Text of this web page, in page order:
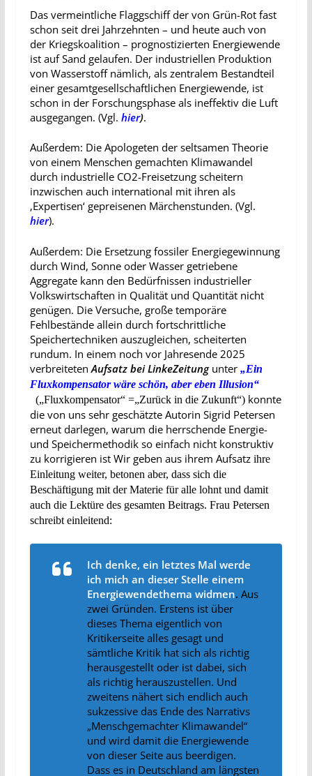
Das vermeintliche Flaggschiff der von Grün-Rot fast
schon seit drei Jahrzehnten – und heute auch von
der Kriegskoalition – prognostizierten Energiewende
ist auf Sand gelaufen. Der industriellen Produktion
von Wasserstoff nämlich, als zentralem Bestandteil
einer gesamtgesellschaftlichen Energiewende, ist
schon in der Forschungsphase als ineffektiv die Luft
ausgegangen. (Vgl. hier).
Außerdem: Die Apologeten der seltsamen Theorie
von einem Menschen gemachten Klimawandel
durch industrielle CO2-Freisetzung scheitern
inzwischen auch international mit ihren als
‚Expertisen‘ gepreisenen Märchenstunden. (Vgl.
hier).
Außerdem: Die Ersetzung fossiler Energiegewinnung
durch Wind, Sonne oder Wasser getriebene
Aggregate kann den Bedürfnissen industrieller
Volkswirtschaften in Qualität und Quantität nicht
genügen. Die Versuche, große temporäre
Fehlbestände allein durch fortschrittliche
Speichertechniken auszugleichen, scheiterten
rundum. In einem noch vor Jahresende 2025
verbreitetenAufsatz bei LinkeZeitung unter „Ein
Fluxkompensator wäre schön, aber eben Illusion“
(„Fluxkompensator“ =„Zurück in die Zukunft“) konnte
die von uns sehr geschätzte Autorin Sigrid Petersen
erneut darlegen, warum die herrschende Energie-
und Speichermethodik so einfach nicht konstruktiv
zu korrigieren ist Wir geben aus ihrem Aufsatz ihre
Einleitung weiter, betonen aber, dass sich die
Beschäftigung mit der Materie für alle lohnt und damit
auch die Lektüre des gesamten Beitrags. Frau Petersen
schreibt einleitend:
Ich denke, ein letztes Mal werde
ich mich an dieser Stelle einem
Energiewendethema widmen. Aus
zwei Gründen. Erstens ist über
dieses Thema eigentlich von
Kritikerseite alles gesagt und
sämtliche Kritik hat sich als richtig
herausgestellt oder ist dabei, sich
als richtig herauszustellen. Und
zweitens nähert sich endlich auch
sukzessive das Ende des Narrativs
„Menschgemachter Klimawandel“
und wird damit die Energiewende
von dieser Seite aus beerdigen.
Dass es in Deutschland am längsten